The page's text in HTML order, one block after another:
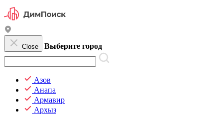
Close Выберите город
Азов
Анапа
Армавир
Архыз